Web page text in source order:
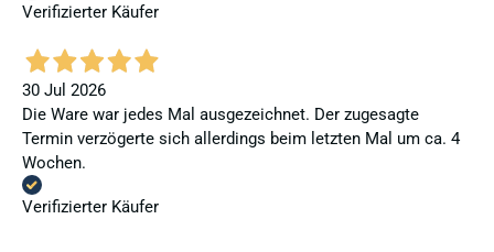
Verifizierter Käufer
30 Jul 2026
Die Ware war jedes Mal ausgezeichnet. Der zugesagte
Termin verzögerte sich allerdings beim letzten Mal um ca. 4
Wochen.
Verifizierter Käufer